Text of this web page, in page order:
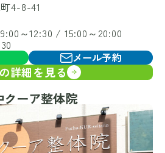
4-8-41
～12:30 / 15:00～20:00
メール予約
詳細を見る
クーア整体院